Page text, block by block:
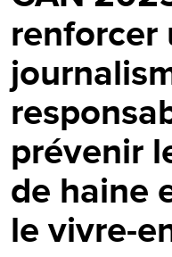
renforcer
prévenir
de haine
le vivre-